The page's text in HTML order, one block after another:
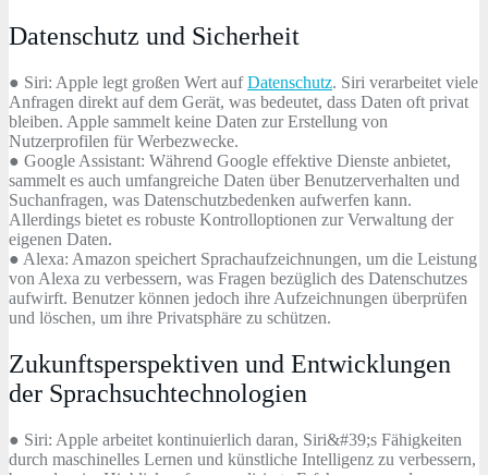
Datenschutz und Sicherheit
● Siri: Apple legt großen Wert aufDatenschutz. Siri verarbeitet viele
Anfragen direkt auf dem Gerät, was bedeutet, dass Daten oft privat
bleiben. Apple sammelt keine Daten zur Erstellung von
Nutzerprofilen für Werbezwecke.
● Google Assistant: Während Google effektive Dienste anbietet,
sammelt es auch umfangreiche Daten über Benutzerverhalten und
Suchanfragen, was Datenschutzbedenken aufwerfen kann.
Allerdings bietet es robuste Kontrolloptionen zur Verwaltung der
eigenen Daten.
● Alexa: Amazon speichert Sprachaufzeichnungen, um die Leistung
von Alexa zu verbessern, was Fragen bezüglich des Datenschutzes
aufwirft. Benutzer können jedoch ihre Aufzeichnungen überprüfen
und löschen, um ihre Privatsphäre zu schützen.
Zukunftsperspektiven und Entwicklungen
der Sprachsuchtechnologien
● Siri: Apple arbeitet kontinuierlich daran, Siri&#39;s Fähigkeiten
durch maschinelles Lernen und künstliche Intelligenz zu verbessern,